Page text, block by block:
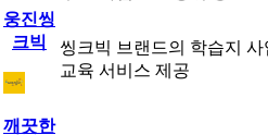
웅진씽
크빅
씽크빅 브랜드의 학습지 사
교육 서비스 제공
깨끗한